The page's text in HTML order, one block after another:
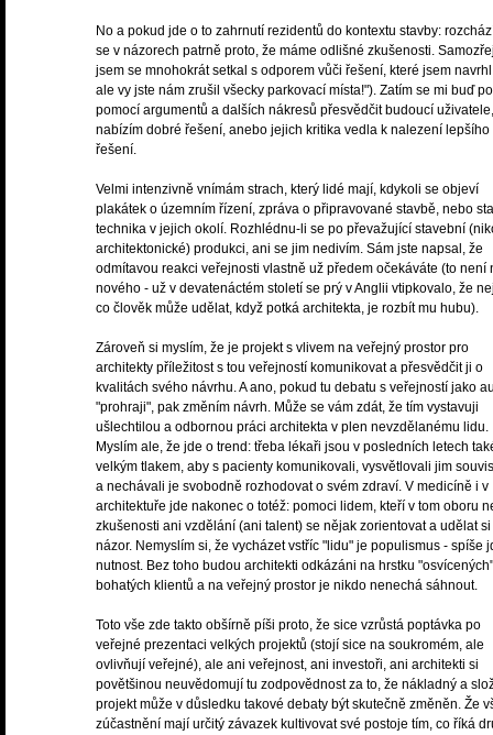
No a pokud jde o to zahrnutí rezidentů do kontextu stavby:
se v názorech patrně proto, že máme odlišné zkušenosti.
jsem se mnohokrát setkal s odporem vůči řešení, které jsem
ale vy jste nám zrušil všecky parkovací místa!"). Zatím se mi buď
pomocí argumentů a dalších nákresů přesvědčit budoucí
nabízím dobré řešení, anebo jejich kritika vedla k nalezení lepšího
řešení.
Velmi intenzivně vnímám strach, který lidé mají, kdykoli se objeví
plakátek o územním řízení, zpráva o připravované stavbě, nebo
technika v jejich okolí. Rozhlédnu-li se po převažující stavební
architektonické) produkci, ani se jim nedivím. Sám jste napsal, že
odmítavou reakci veřejnosti vlastně už předem očekáváte (to není
nového - už v devatenáctém století se prý v Anglii vtipkovalo, že
co člověk může udělat, když potká architekta, je rozbít mu hubu).
Zároveň si myslím, že je projekt s vlivem na veřejný prostor pro
architekty příležitost s tou veřejností komunikovat a přesvědčit ji o
kvalitách svého návrhu. A ano, pokud tu debatu s veřejností jako
"prohraji", pak změním návrh. Může se vám zdát, že tím vystavuji
ušlechtilou a odbornou práci architekta v plen nevzdělanému lidu.
Myslím ale, že jde o trend: třeba lékaři jsou v posledních letech
velkým tlakem, aby s pacienty komunikovali, vysvětlovali jim
a nechávali je svobodně rozhodovat o svém zdraví. V medicíně i v
architektuře jde nakonec o totéž: pomoci lidem, kteří v tom oboru
zkušenosti ani vzdělání (ani talent) se nějak zorientovat a udělat si
názor. Nemyslím si, že vycházet vstříc "lidu" je populismus - spíše
nutnost. Bez toho budou architekti odkázáni na hrstku "osvícených"
bohatých klientů a na veřejný prostor je nikdo nenechá sáhnout.
Toto vše zde takto obšírně píši proto, že sice vzrůstá poptávka po
veřejné prezentaci velkých projektů (stojí sice na soukromém, ale
ovlivňují veřejné), ale ani veřejnost, ani investoři, ani architekti si
povětšinou neuvědomují tu zodpovědnost za to, že nákladný a
projekt může v důsledku takové debaty být skutečně změněn. Že
zúčastnění mají určitý závazek kultivovat své postoje tím, co říká